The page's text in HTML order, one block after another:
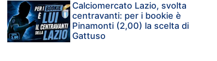
Calciomercato Lazio, svolta
centravanti: per i bookie è
Pinamonti (2,00) la scelta di
Gattuso